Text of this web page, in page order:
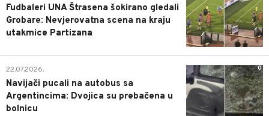
Fudbaleri UNA Štrasena šokirano gledali
Grobare: Nevjerovatna scena na kraju
utakmice Partizana
0
22.07.2026.
Navijači pucali na autobus sa
Argentincima: Dvojica su prebačena u
bolnicu